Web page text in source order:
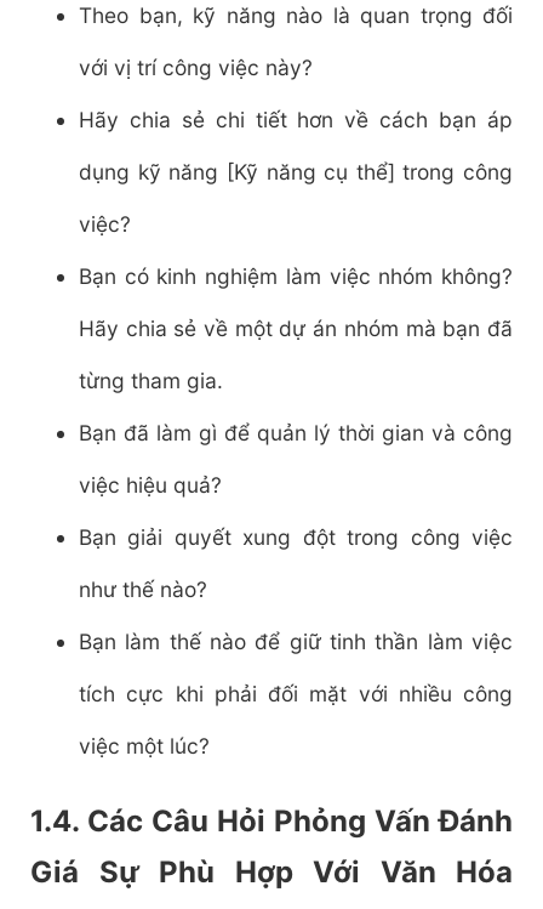
Theo bạn, kỹ năng nào là quan trọng đối
với vị trí công việc này?
Hãy chia sẻ chi tiết hơn về cách bạn áp
dụng kỹ năng [Kỹ năng cụ thể] trong công
việc?
Bạn có kinh nghiệm làm việc nhóm không?
Hãy chia sẻ về một dự án nhóm mà bạn đã
từng tham gia.
Bạn đã làm gì để quản lý thời gian và công
việc hiệu quả?
Bạn giải quyết xung đột trong công việc
như thế nào?
Bạn làm thế nào để giữ tinh thần làm việc
tích cực khi phải đối mặt với nhiều công
việc một lúc?
1.4. Các Câu Hỏi Phỏng Vấn Đánh
Giá Sự Phù Hợp Với Văn Hóa